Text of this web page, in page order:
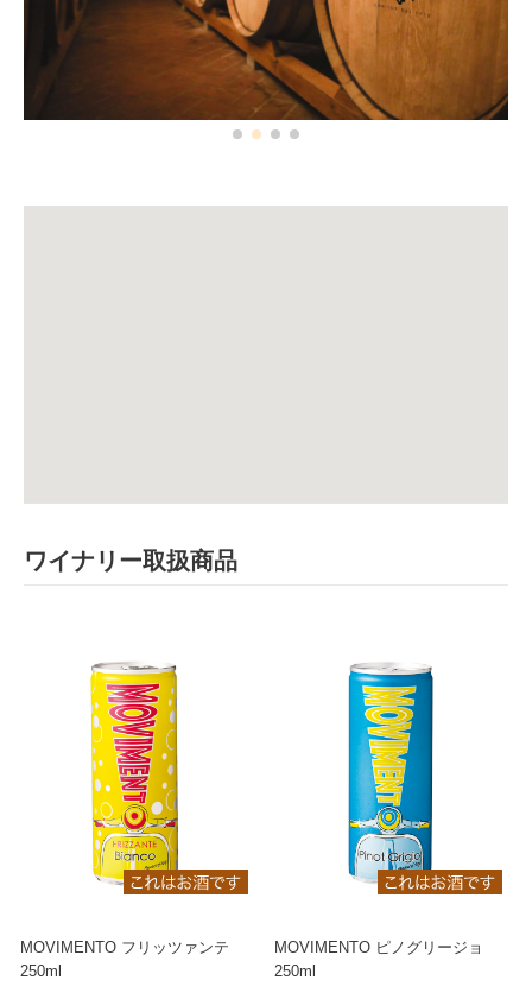
ワイナリー取扱商品
MOVIMENTO フリッツァンテ
250ml
MOVIMENTO ピノグリージョ
250ml